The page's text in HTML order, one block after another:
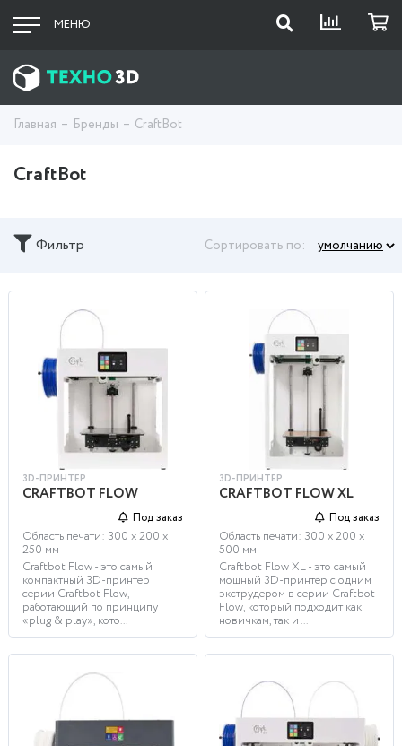
МЕНЮ
Главная Бренды CraftBot
CraftBot
Фильтр Сортировать по:
3D-ПРИНТЕР
CRAFTBOT FLOW
Под заказ
Область печати: 300 х 200 х
250 мм
Craftbot Flow - это самый
компактный 3D-принтер
серии Craftbot Flow,
работающий по принципу
«plug & play», кото...
3D-ПРИНТЕР
CRAFTBOT FLOW XL
Под заказ
Область печати: 300 х 200 х
500 мм
Craftbot Flow XL - это самый
мощный 3D-принтер с одним
экструдером в серии Craftbot
Flow, который подходит как
новичкам, так и ...